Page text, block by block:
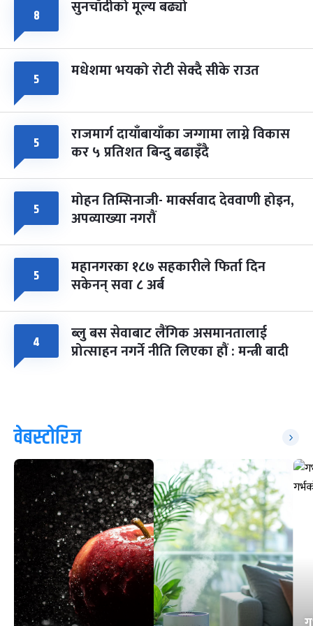
८ सुनचाँदीको मूल्य बढ्यो
५ मधेशमा भयको रोटी सेक्दै सीके राउत
५ राजमार्ग दायाँबायाँका जग्गामा लाग्ने विकास
कर ५ प्रतिशत बिन्दु बढाइँदै
५ मोहन तिम्सिनाजी- मार्क्सवाद देववाणी होइन,
अपव्याख्या नगरौं
५ महानगरका १८७ सहकारीले फिर्ता दिन
सकेनन् सवा ८ अर्ब
४ ब्लु बस सेवाबाट लैंगिक असमानतालाई
प्रोत्साहन नगर्ने नीति लिएका हौं : मन्त्री बादी
वेबस्टोरिज